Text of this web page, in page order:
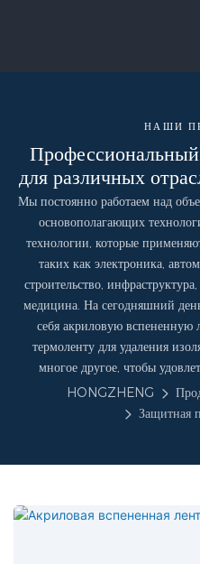
НАШИ
Профессиональный
для различных
Мы постоянно работаем над
основополагающих
технологии, которые
таких как электроника,
строительство,
медицина. На сегодняшний
себя акриловую вспененную
термоленту для удаления
многое другое, чтобы
HONGZHENG
Защитная